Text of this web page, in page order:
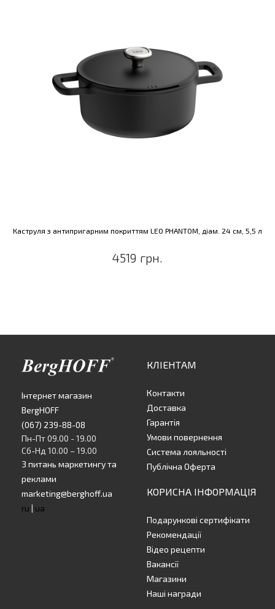
Каструля з антипригарним покриттям LEO PHANTOM, діам. 24 см, 5,5 л
4519 грн.
Інтернет магазин
BergHOFF
(067) 239-88-08
Пн-Пт 09.00 - 19.00
Сб-Нд 10.00 – 19.00
З питань маркетингу та
реклами
marketing@berghoff.ua
ru | ua
КЛІЕНТАМ
Контакти
Доставка
Гарантія
Умови повернення
Система лояльності
Публічна Оферта
КОРИСНА ІНФОРМАЦІЯ
Подарункові сертифікати
Рекомендації
Відео рецепти
Вакансії
Магазини
Наші награди